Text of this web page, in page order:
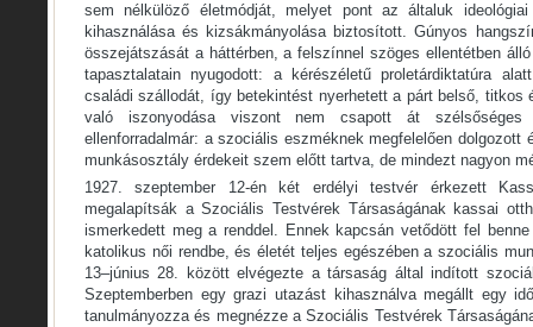
sem nélkülöző életmódját, melyet pont az általuk
kihasználása és kizsákmányolása biztosított. Gúnyos
összejátszását a háttérben, a felszínnel szöges ellentétben
tapasztalatain nyugodott: a kérészéletű proletárdiktatúra
családi szállodát, így betekintést nyerhetett a párt belső, titkos
való iszonyodása viszont nem csapott át szélsőséges
ellenforradalmár: a szociális eszméknek megfelelően dolgozott
munkásosztály érdekeit szem előtt tartva, de mindezt nagyon
1927. szeptember 12-én két erdélyi testvér érkezett
megalapítsák a Szociális Testvérek Társaságának kassai
ismerkedett meg a renddel. Ennek kapcsán vetődött fel
katolikus női rendbe, és életét teljes egészében a szociális
13–június 28. között elvégezte a társaság által indított
Szeptemberben egy grazi utazást kihasználva megállt egy
tanulmányozza és megnézze a Szociális Testvérek